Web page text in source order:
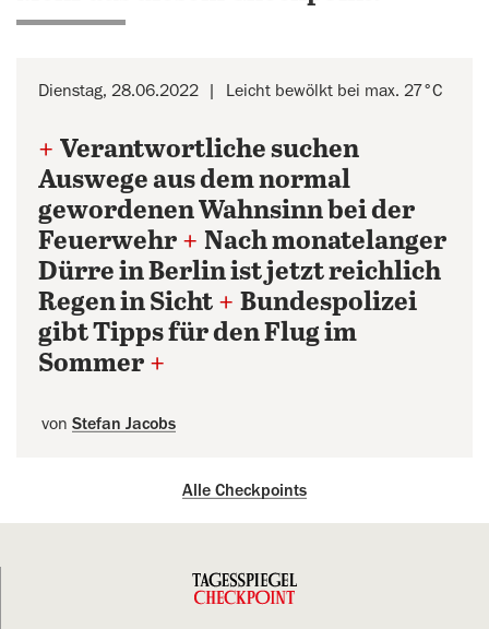
Dienstag, 28.06.2022 Leicht bewölkt bei max. 27°C
+ Verantwortliche suchen
Auswege aus dem normal
gewordenen Wahnsinn bei der
Feuerwehr + Nach monatelanger
Dürre in Berlin ist jetzt reichlich
Regen in Sicht + Bundespolizei
gibt Tipps für den Flug im
Sommer +
von Stefan Jacobs
Alle Checkpoints